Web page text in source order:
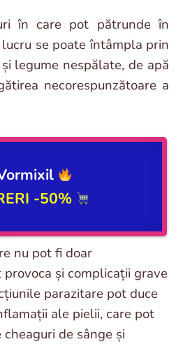
în care pot pătrunde în
se poate întâmpla prin
legume nespălate, de apă
necorespunzătoare a
-50%
nu pot fi doar
și complicații grave
parazitare pot duce
ale pielii, care pot
de sânge și